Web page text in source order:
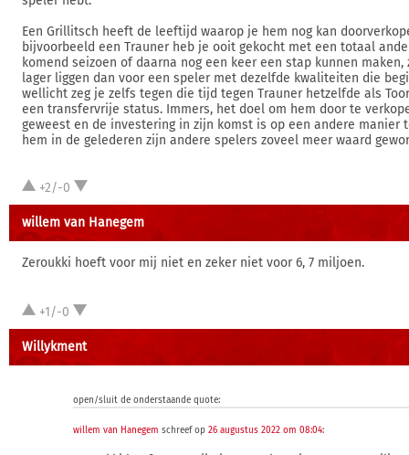
Een Grillitsch heeft de leeftijd waarop je hem nog kan
bijvoorbeeld een Trauner heb je ooit gekocht met een totaal
komend seizoen of daarna nog een keer een stap kunnen
lager liggen dan voor een speler met dezelfde kwaliteiten die
wellicht zeg je zelfs tegen die tijd tegen Trauner hetzelfde als
een transfervrije status. Immers, het doel om hem door te
geweest en de investering in zijn komst is op een andere manier
hem in de gelederen zijn andere spelers zoveel meer waard
+2/-0
willem van Hanegem
Zeroukki hoeft voor mij niet en zeker niet voor 6, 7 miljoen.
+1/-0
Willykment
open/sluit de onderstaande quote:
willem van Hanegem schreef op 26 augustus 2022 om 08:04: